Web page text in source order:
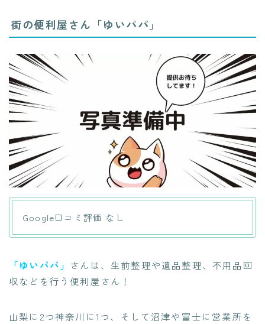
街の便利屋さん「ゆいパパ」
Google口コミ評価 なし
「ゆいパパ」 さんは、生前整理や遺品整理、不用品回
収などを行う便利屋さん！
山梨に2つ神奈川に1つ、そして沼津や富士に営業所を